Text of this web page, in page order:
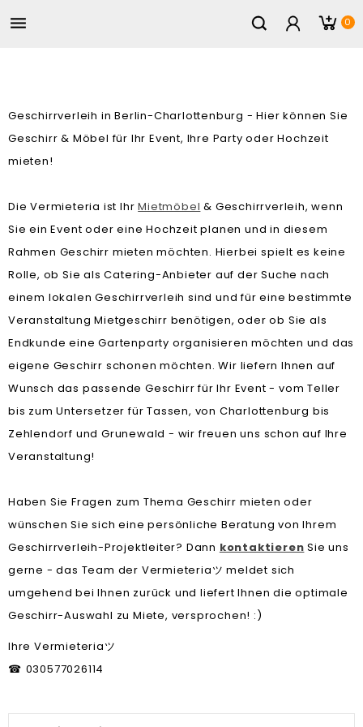
 0
Geschirrverleih in Berlin-Charlottenburg - Hier können Sie
Geschirr & Möbel für Ihr Event, Ihre Party oder Hochzeit
mieten!
Die Vermieteria ist IhrMietmöbel & Geschirrverleih, wenn
Sie ein Event oder eine Hochzeit planen und in diesem
Rahmen Geschirr mieten möchten. Hierbei spielt es keine
Rolle, ob Sie als Catering-Anbieter auf der Suche nach
einem lokalen Geschirrverleih sind und für eine bestimmte
Veranstaltung Mietgeschirr benötigen, oder ob Sie als
Endkunde eine Gartenparty organisieren möchten und das
eigene Geschirr schonen möchten. Wir liefern Ihnen auf
Wunsch das passende Geschirr für Ihr Event - vom Teller
bis zum Untersetzer für Tassen, von Charlottenburg bis
Zehlendorf und Grunewald - wir freuen uns schon auf Ihre
Veranstaltung!
Haben Sie Fragen zum Thema Geschirr mieten oder
wünschen Sie sich eine persönliche Beratung von Ihrem
Geschirrverleih-Projektleiter? Dann kontaktieren Sie uns
gerne - das Team der Vermieteria ツ meldet sich
umgehend bei Ihnen zurück und liefert Ihnen die optimale
Geschirr-Auswahl zu Miete, versprochen! :)
Ihre Vermieteria ツ
☎ 030577026114